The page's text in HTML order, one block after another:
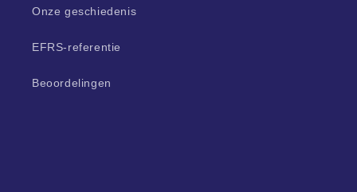
Onze geschiedenis
EFRS-referentie
Beoordelingen